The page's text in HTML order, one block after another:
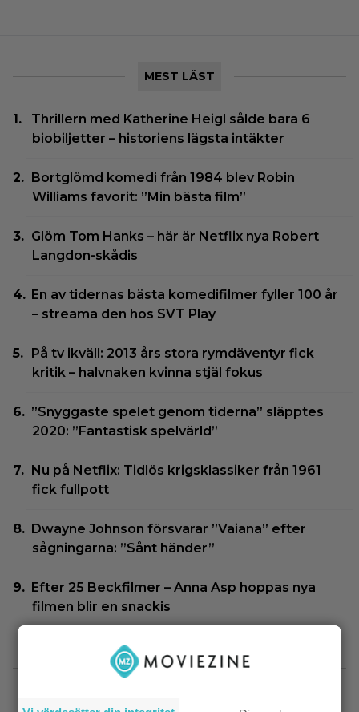
MEST LÄST
Thrillern med Katherine Heigl sålde bara 6
biobiljetter – historiens lägsta intäkter
Bortglömd komedi från 1984 blev Robin
Williams favorit: ”Min bästa film”
Glöm Tom Hanks – här är Netflix nya Robert
Langdon-skådis
En av tidernas bästa komedifilmer fyller 100 år
– streama den hos SVT Play
På tv ikväll: 2013 års stora rymdäventyr fick
kritik – halvnaken kvinna stjäl fokus
”Snyggaste spelet genom tiderna” släpptes
2020: ”Fantastisk spelvärld”
Nu på Netflix: Tidlös krigsklassiker från 1961
fick fullpott
Dwayne Johnson försvarar ”Vaiana” efter
sågningarna: ”Sånt händer”
Efter 25 Beckfilmer – Anna Asp hoppas nya
filmen blir en snackis
SENASTE NYTT